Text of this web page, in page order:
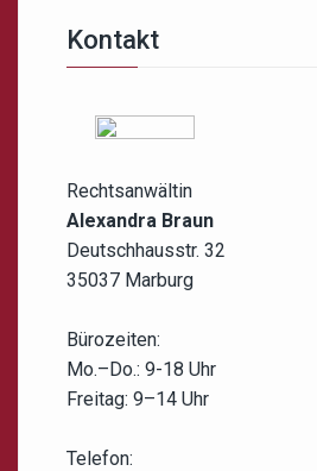
Kontakt
Rechtsanwältin
Alexandra Braun
Deutschhausstr. 32
35037 Marburg
Bürozeiten:
Mo.–Do.: 9-18 Uhr
Freitag: 9–14 Uhr
Telefon: